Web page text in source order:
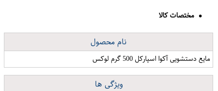
مختصات کالا
نام محصول
مایع دستشویی آکوا اسپارکل 500 گرم لوکس
ویژگی ها